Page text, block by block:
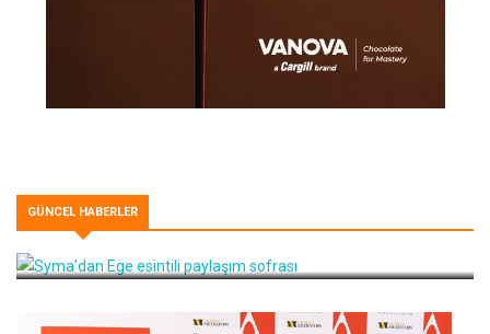
GÜNCEL HABERLER
Syma’dan Ege esintili paylaşım sofrası